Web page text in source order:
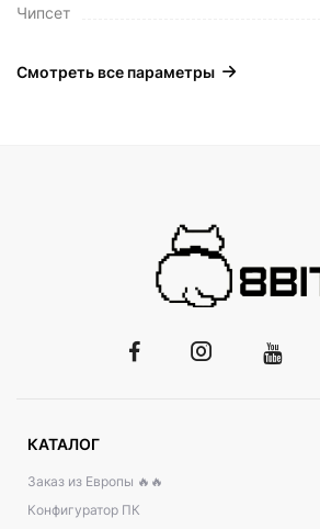
Чипсет
Смотреть все параметры
КАТАЛОГ
Заказ из Европы 🔥🔥
Конфигуратор ПК